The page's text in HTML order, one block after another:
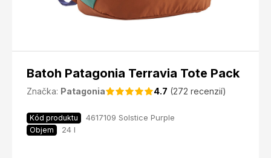
Batoh Patagonia Terravia Tote Pack
Značka: Patagonia 4.7 (272 recenzií)
Kód produktu 4617109 Solstice Purple
Objem 24 l